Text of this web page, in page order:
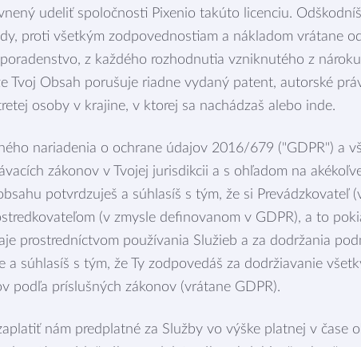
udeliť spoločnosti Pixenio takúto licenciu.
proti všetkým zodpovednostiam a nákladom vrátane
z každého rozhodnutia vzniknutého z
Tvoj Obsah porušuje riadne vydaný patent, autorské
osoby v krajine, v ktorej sa nachádzaš alebo inde.
nariadenia o ochrane údajov 2016/679 ("GDPR") a
zákonov v Tvojej jurisdikcii a s ohľadom na
potvrdzuješ a súhlasíš s tým, že si Prevádzkovateľ
(v zmysle definovanom v GDPR), a to
prostredníctvom používania Služieb a za dodržania
a súhlasíš s tým, že Ty zodpovedáš za dodržiavanie
podľa príslušných zákonov (vrátane GDPR).
nám predplatné za Služby vo výške platnej v čase